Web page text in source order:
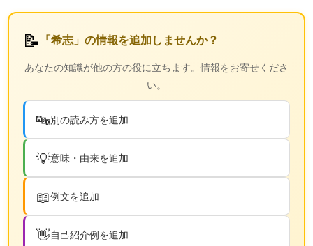
📝 「希志」の情報を追加しませんか？
あなたの知識が他の方の役に立ちます。情報をお寄せくださ
い。
🔤別の読み方を追加
💡意味・由来を追加
📖例文を追加
👋自己紹介例を追加